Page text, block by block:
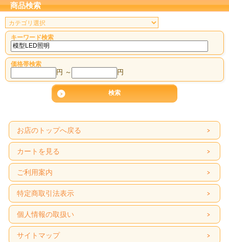
商品検索
キーワード検索
価格帯検索
円 ～ 円
お店のトップへ戻る
カートを見る
ご利用案内
特定商取引法表示
個人情報の取扱い
サイトマップ